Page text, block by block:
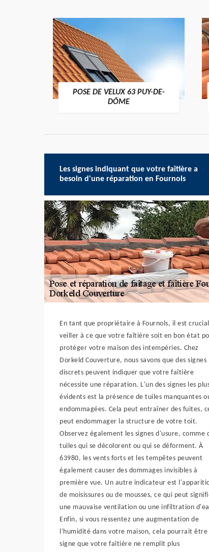
POSE DE VELUX 63 PUY-DE-
DÔME
Les signes indiquant que votre faîtière a
besoin d'une réparation en Fournols
En tant que propriétaire à Fournols, il est
veiller à ce que votre faîtière soit en bon état
protéger votre maison des intempéries. Chez
Dorkeld Couverture, nous savons que des signes
discrets peuvent indiquer que votre faîtière
nécessite une réparation. L'un des signes les
évidents est la présence de tuiles manquantes
endommagées. Cela peut entraîner des fuites,
peut endommager la structure de votre toit.
Observez également les signes d'usure, comme
tuiles qui se décolorent ou qui se déforment. À
63980, les vents forts et les tempêtes peuvent
également causer des dommages invisibles à
première vue. Un autre indicateur est
de moisissures ou de mousses, ce qui peut
une mauvaise ventilation ou une infiltration
Enfin, si vous ressentez une augmentation de
l'humidité dans votre maison, cela pourrait être
signe que votre faîtière ne remplit plus